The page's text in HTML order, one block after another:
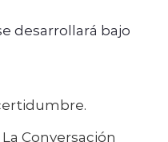
desarrollará bajo
Conversación